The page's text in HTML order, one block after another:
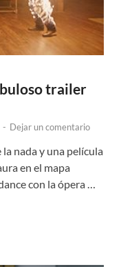
trailer
- Dejar un comentario
nada y una película
en el mapa
con la ópera …